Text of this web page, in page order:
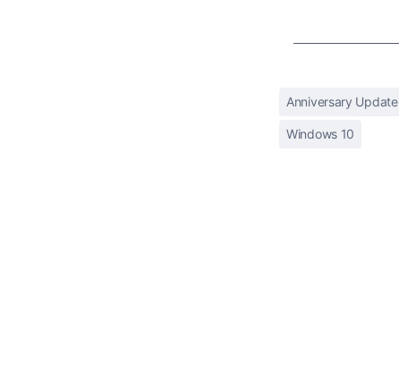
Anniversary Update
Windows 10